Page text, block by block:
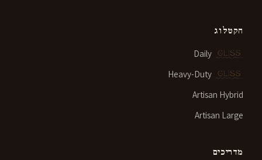
הקטלוג
Artisan Hybrid
Artisan Large
מדריכים